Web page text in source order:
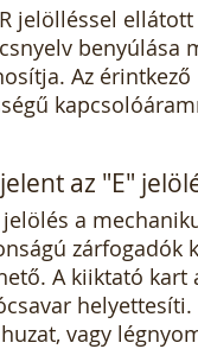
jelölléssel
benyúlása
Az
az "E"
jelölés a
zárfogadók
A kiiktató kart
helyettesíti.
vagy